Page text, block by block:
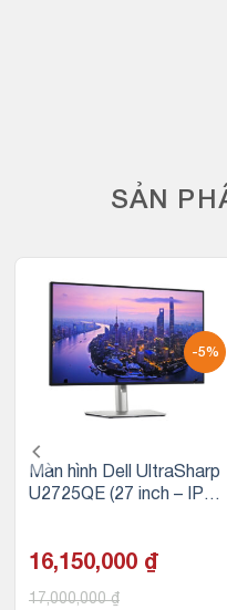
SẢN
-5%
Màn hình Dell UltraSharp
U2725QE (27 inch – IPS
16,150,000 ₫
17,000,000₫